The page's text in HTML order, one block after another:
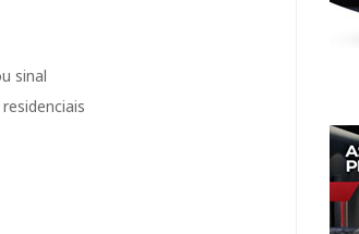
sinal